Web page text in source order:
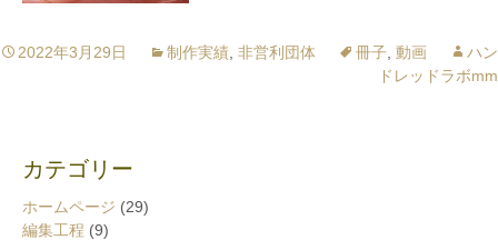
2022年3月29日 制作実績 非営利団体 冊子 動画
ハン
ドレッドラボmm
カテゴリー
ホームページ (29)
編集工程 (9)